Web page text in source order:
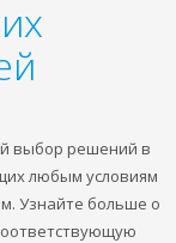
выбор решений в
любым условиям
Узнайте больше о